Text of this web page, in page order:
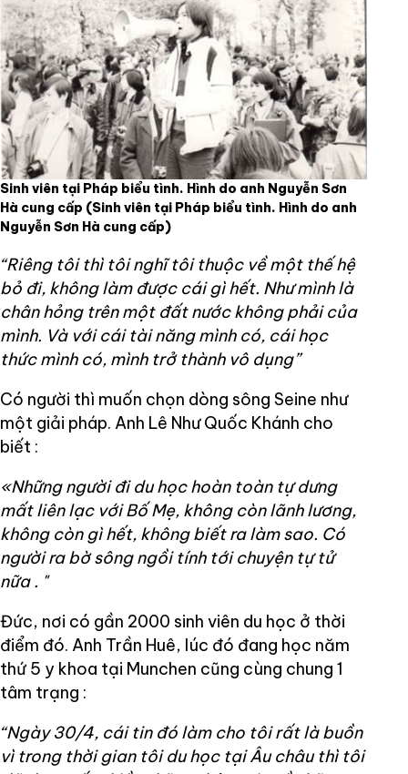
Sinh viên tại Pháp biểu tình. Hình do anh Nguyễn Sơn
Hà cung cấp (Sinh viên tại Pháp biểu tình. Hình do anh
Nguyễn Sơn Hà cung cấp)
“Riêng tôi thì tôi nghĩ tôi thuộc về một thế hệ
bỏ đi, không làm được cái gì hết. Như mình là
chân hỏng trên một đất nước không phải của
mình. Và với cái tài năng mình có, cái học
thức mình có, mình trở thành vô dụng”
Có người thì muốn chọn dòng sông Seine như
một giải pháp. Anh Lê Như Quốc Khánh cho
biết :
«Những người đi du học hoàn toàn tự dưng
mất liên lạc với Bố Mẹ, không còn lãnh lương,
không còn gì hết, không biết ra làm sao. Có
người ra bờ sông ngồi tính tới chuyện tự tử
nữa . "
Đức, nơi có gần 2000 sinh viên du học ở thời
điểm đó. Anh Trần Huê, lúc đó đang học năm
thứ 5 y khoa tại Munchen cũng cùng chung 1
tâm trạng :
“Ngày 30/4, cái tin đó làm cho tôi rất là buồn
vì trong thời gian tôi du học tại Âu châu thì tôi